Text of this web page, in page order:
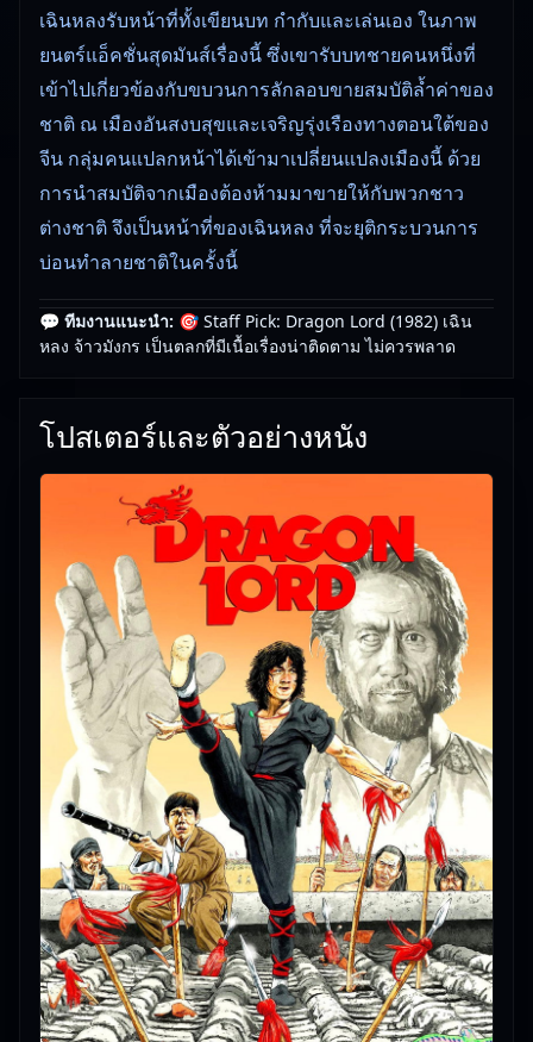
เฉินหลงรับหน้าที่ทั้งเขียนบท กำกับและเล่นเอง ในภาพ
ยนตร์แอ็คชั่นสุดมันส์เรื่องนี้ ซึ่งเขารับบทชายคนหนึ่งที่
เข้าไปเกี่ยวข้องกับขบวนการลักลอบขายสมบัติล้ำค่าของ
ชาติ ณ เมืองอันสงบสุขและเจริญรุ่งเรืองทางตอนใต้ของ
จีน กลุ่มคนแปลกหน้าได้เข้ามาเปลี่ยนแปลงเมืองนี้ ด้วย
การนำสมบัติจากเมืองต้องห้ามมาขายให้กับพวกชาว
ต่างชาติ จึงเป็นหน้าที่ของเฉินหลง ที่จะยุติกระบวนการ
บ่อนทำลายชาติในครั้งนี้
🎥 อัปเดตโดยทีมงาน Free Movie 24— ตรวจสอบล่าสุด:
29/05/2026 | เกี่ยวกับเรา
💬 ทีมงานแนะนำ: 🎯 Staff Pick: Dragon Lord (1982) เฉิน
หลง จ้าวมังกร เป็นตลกที่มีเนื้อเรื่องน่าติดตาม ไม่ควรพลาด
โปสเตอร์และตัวอย่างหนัง